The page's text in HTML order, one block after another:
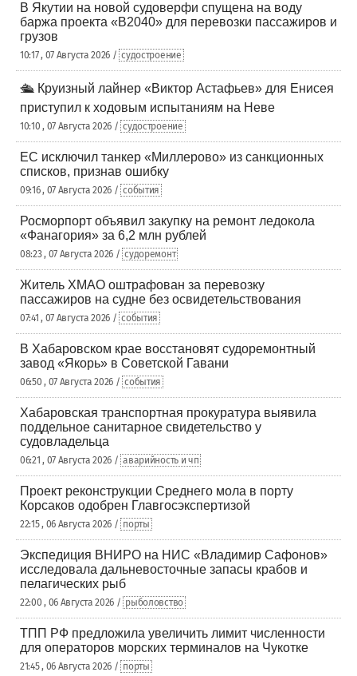
В Якутии на новой судоверфи спущена на воду
баржа проекта «В2040» для перевозки пассажиров и
грузов
10:17 , 07 Августа 2026 / судостроение
🛳️ Круизный лайнер «Виктор Астафьев» для Енисея
приступил к ходовым испытаниям на Неве
10:10 , 07 Августа 2026 / судостроение
ЕС исключил танкер «Миллерово» из санкционных
списков, признав ошибку
09:16 , 07 Августа 2026 / события
Росморпорт объявил закупку на ремонт ледокола
«Фанагория» за 6,2 млн рублей
08:23 , 07 Августа 2026 / судоремонт
Житель ХМАО оштрафован за перевозку
пассажиров на судне без освидетельствования
07:41 , 07 Августа 2026 / события
В Хабаровском крае восстановят судоремонтный
завод «Якорь» в Советской Гавани
06:50 , 07 Августа 2026 / события
Хабаровская транспортная прокуратура выявила
поддельное санитарное свидетельство у
судовладельца
06:21 , 07 Августа 2026 / аварийность и чп
Проект реконструкции Среднего мола в порту
Корсаков одобрен Главгосэкспертизой
22:15 , 06 Августа 2026 / порты
Экспедиция ВНИРО на НИС «Владимир Сафонов»
исследовала дальневосточные запасы крабов и
пелагических рыб
22:00 , 06 Августа 2026 / рыболовство
ТПП РФ предложила увеличить лимит численности
для операторов морских терминалов на Чукотке
21:45 , 06 Августа 2026 / порты